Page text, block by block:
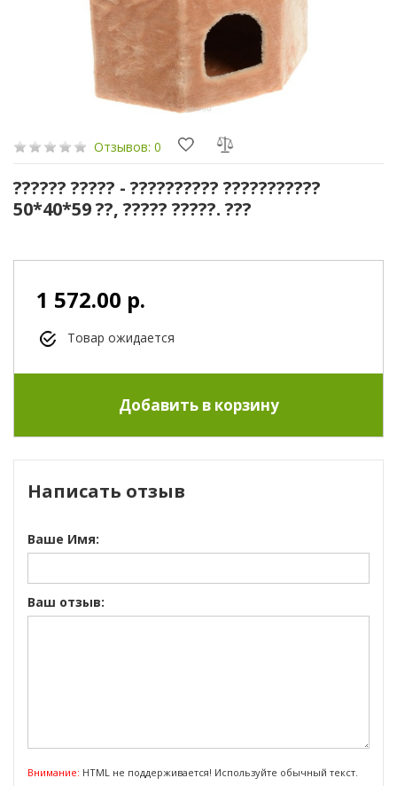
Отзывов: 0
?????? ????? - ?????????? ???????????
50*40*59 ??, ????? ?????. ???
1 572.00 р.
Товар ожидается
Написать отзыв
Ваше Имя:
Ваш отзыв:
Внимание: HTML не поддерживается! Используйте обычный текст.